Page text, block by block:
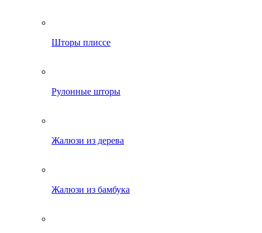
Шторы плиссе
Рулонные шторы
Жалюзи из дерева
Жалюзи из бамбука